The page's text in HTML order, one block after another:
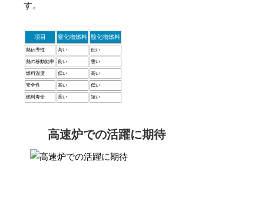
す。
項目 窒化物燃料 酸化物燃料
熱伝導性 高い 低い
熱の移動効率 良い 悪い
燃料温度 低い 高い
安全性 高い 低い
燃料寿命 長い 短い
高速炉での活躍に期待